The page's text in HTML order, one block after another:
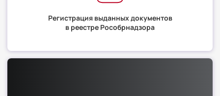
Регистрация выданных документов
в реестре Рособрнадзора